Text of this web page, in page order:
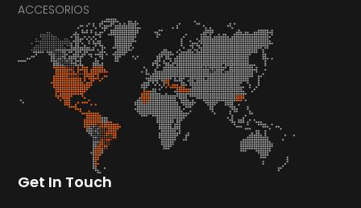
ACCESORIOS
Get In Touch